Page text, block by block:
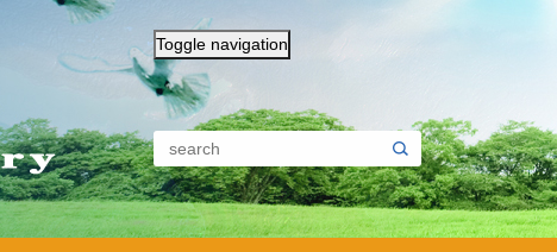
Toggle navigation